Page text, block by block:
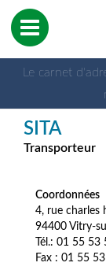
Le carnet
SITA
Transporteur
Coordonnées
4, rue charles
94400 Vitry-
Tél.: 01 55 53
Fax : 01 55